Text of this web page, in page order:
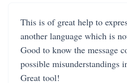
This is of great help to
another language which is
Good to know the message
possible misunderstandings
Great tool!